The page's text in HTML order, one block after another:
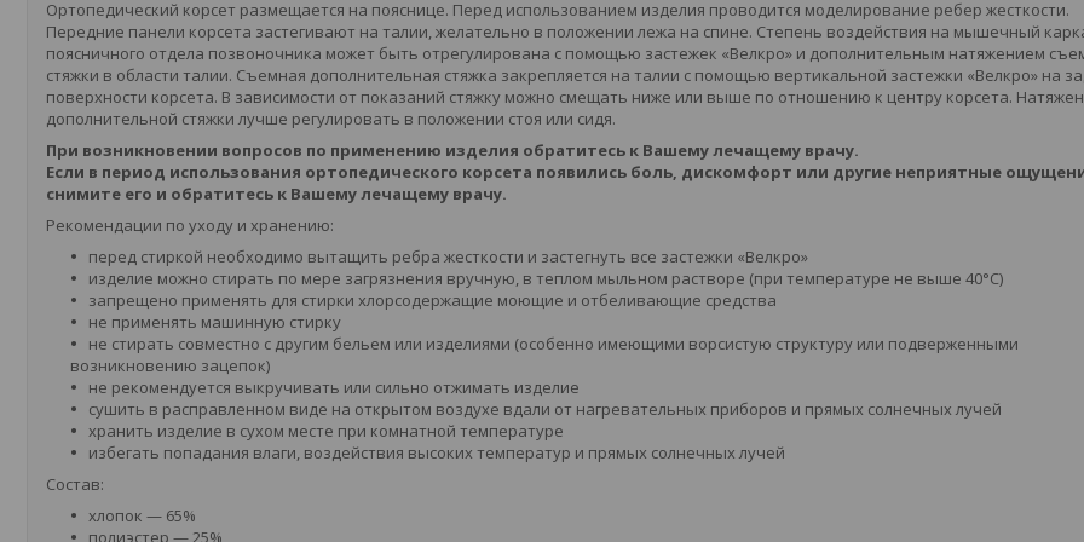
Ортопедический корсет размещается на пояснице. Перед использованием изделия проводится моделирование ребер жесткости.
Передние панели корсета застегивают на талии, желательно в положении лежа на спине. Степень воздействия на мышечный
поясничного отдела позвоночника может быть отрегулирована с помощью застежек «Велкро» и дополнительным натяжением
стяжки в области талии. Съемная дополнительная стяжка закрепляется на талии с помощью вертикальной застежки «Велкро» на
поверхности корсета. В зависимости от показаний стяжку можно смещать ниже или выше по отношению к центру корсета.
дополнительной стяжки лучше регулировать в положении стоя или сидя.
При возникновении вопросов по применению изделия обратитесь к Вашему лечащему врачу.
Если в период использования ортопедического корсета появились боль, дискомфорт или другие неприятные
снимите его и обратитесь к Вашему лечащему врачу.
Рекомендации по уходу и хранению:
перед стиркой необходимо вытащить ребра жесткости и застегнуть все застежки «Велкро»
изделие можно стирать по мере загрязнения вручную, в теплом мыльном растворе (при температуре не выше 40°С)
запрещено применять для стирки хлорсодержащие моющие и отбеливающие средства
не применять машинную стирку
не стирать совместно с другим бельем или изделиями (особенно имеющими ворсистую структуру или подверженными
возникновению зацепок)
не рекомендуется выкручивать или сильно отжимать изделие
сушить в расправленном виде на открытом воздухе вдали от нагревательных приборов и прямых солнечных лучей
хранить изделие в сухом месте при комнатной температуре
избегать попадания влаги, воздействия высоких температур и прямых солнечных лучей
Cостав:
хлопок — 65%
полиэстер — 25%